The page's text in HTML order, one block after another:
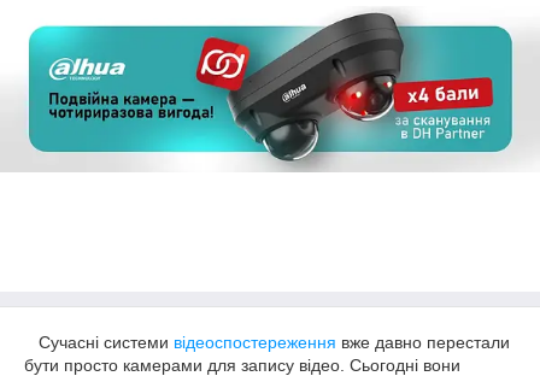
Сучасні системи відеоспостереження вже давно перестали
бути просто камерами для запису відео. Сьогодні вони